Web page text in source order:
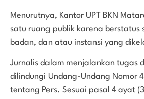
Menurutnya, Kantor UPT BKN
satu ruang publik karena berstatus
badan, dan atau instansi yang
Jurnalis dalam menjalankan tugas
dilindungi Undang-Undang Nomor
tentang Pers. Sesuai pasal 4 ayat